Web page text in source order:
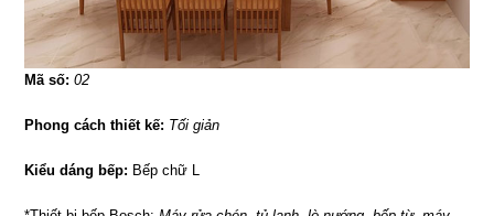
Mã số:02
Phong cách thiết kế: Tối giản
Kiểu dáng bếp: Bếp chữ L